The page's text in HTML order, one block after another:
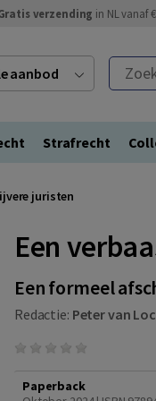
verzending in NL vanaf
aanbod Zoek
Strafrecht
juristen
Een
Een formeel
Redactie: Peter van
Paperback